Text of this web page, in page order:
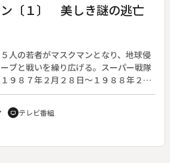
〔１〕 美しき謎の逃亡
人の若者がマスクマンとなり、地球侵
ブと戦いを繰り広げる。スーパー戦隊
９８７年２月２８日～１９８８年２月
◆第１回。地底帝国チューブが、地上
れを１０年前に予見していた光戦隊・
ブに対抗すべく、オーラパワーを宿し
アキラ（広田一成）、モモコ（前田賀
tv テレビ番組